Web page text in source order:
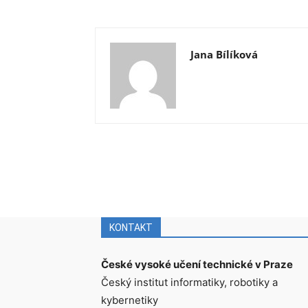
Jana Bílíková
KONTAKT
České vysoké učení technické v Praze
Český institut informatiky, robotiky a
kybernetiky